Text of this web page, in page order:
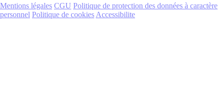
Mentions légales((ouvre une nouvelle fenêtre))
CGU ((ouvre une nouvelle fenêtre))
Politique de protection des données à caractère
personnel ((ouvre une nouvelle fenêtre))
Politique de cookies((ouvre une nouvelle fenêtre))
Accessibilite((ouvre une nouvelle